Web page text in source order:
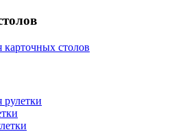
карточных столов
рулетки